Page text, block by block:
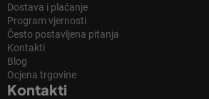
Dostava i plaćanje
Program vjernosti
Često postavljena pitanja
Kontakti
Blog
Ocjena trgovine
Kontakti